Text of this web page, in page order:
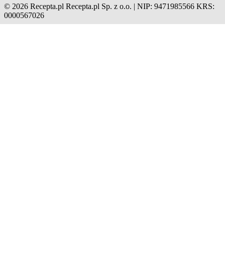
© 2026 Recepta.pl Recepta.pl Sp. z o.o. | NIP: 9471985566 KRS:
0000567026